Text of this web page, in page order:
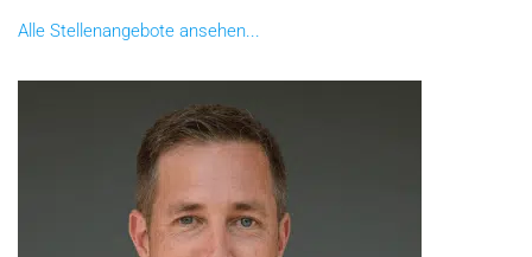
Alle Stellenangebote ansehen...